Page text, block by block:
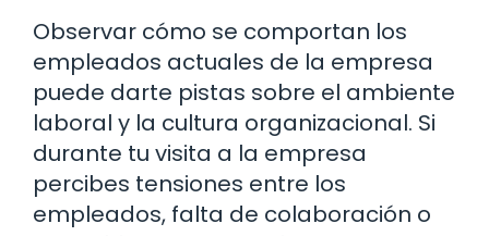
Observar cómo se comportan los
empleados actuales de la empresa
puede darte pistas sobre el ambiente
laboral y la cultura organizacional. Si
durante tu visita a la empresa
percibes tensiones entre los
empleados, falta de colaboración o